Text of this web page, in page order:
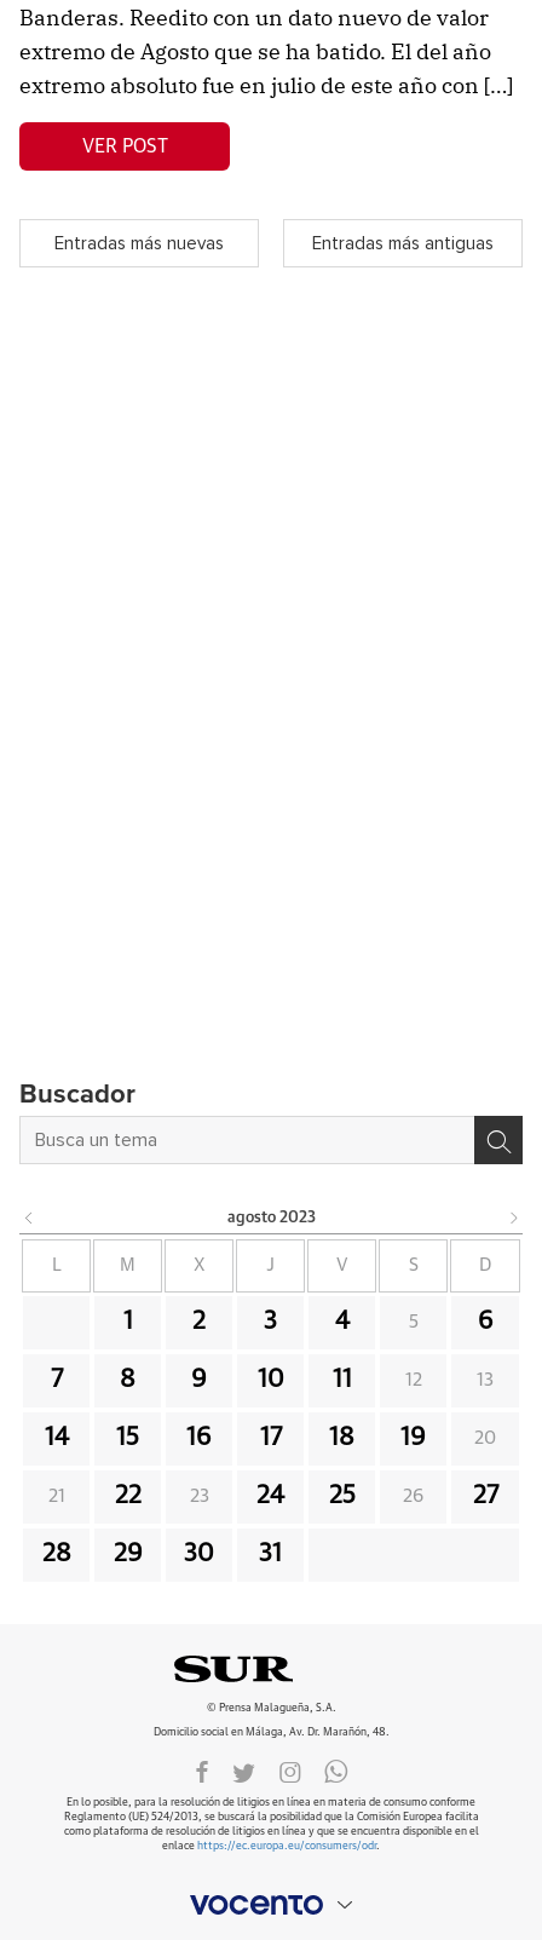
Banderas. Reedito con un dato nuevo de valor
extremo de Agosto que se ha batido. El del año
extremo absoluto fue en julio de este año con […]
VER POST
Entradas más nuevas Entradas más antiguas
Buscador
agosto 2023
L M X J V S D
1 2 3 4 5 6
7 8 9 10 11 12 13
14 15 16 17 18 19 20
21 22 23 24 25 26 27
28 29 30 31
© Prensa Malagueña, S.A.
Domicilio social en Málaga, Av. Dr. Marañón, 48.
En lo posible, para la resolución de litigios en línea en materia de consumo conforme
Reglamento (UE) 524/2013, se buscará la posibilidad que la Comisión Europea facilita
como plataforma de resolución de litigios en línea y que se encuentra disponible en el
enlace https://ec.europa.eu/consumers/odr.